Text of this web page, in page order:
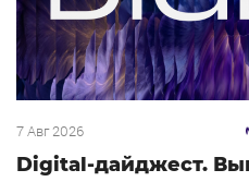
7 Авг 2026
Digital-дайджест.